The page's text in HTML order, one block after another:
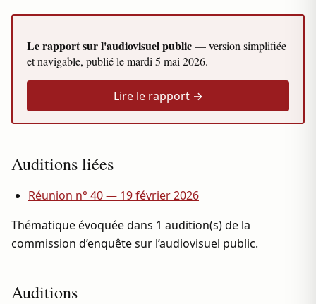
Le rapport sur l'audiovisuel public— version simplifiée
et navigable, publié lemardi 5 mai 2026.
Lire le rapport →
Auditions liées
Réunion n° 40 — 19 février 2026
Thématique évoquée dans 1 audition(s) de la
commission d’enquête sur l’audiovisuel public.
Auditions